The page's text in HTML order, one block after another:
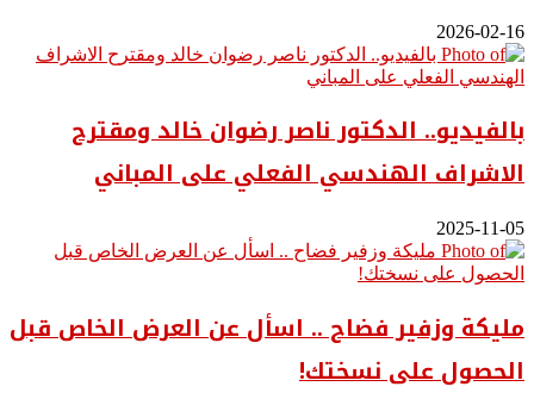
2026-02-16
بالفيديو.. ‎الدكتور ناصر رضوان خالد ومقترح
الاشراف الهندسي الفعلي على المباني
2025-11-05
مليكة وزفير فضاح .. اسأل عن العرض الخاص قبل
الحصول على نسختك!